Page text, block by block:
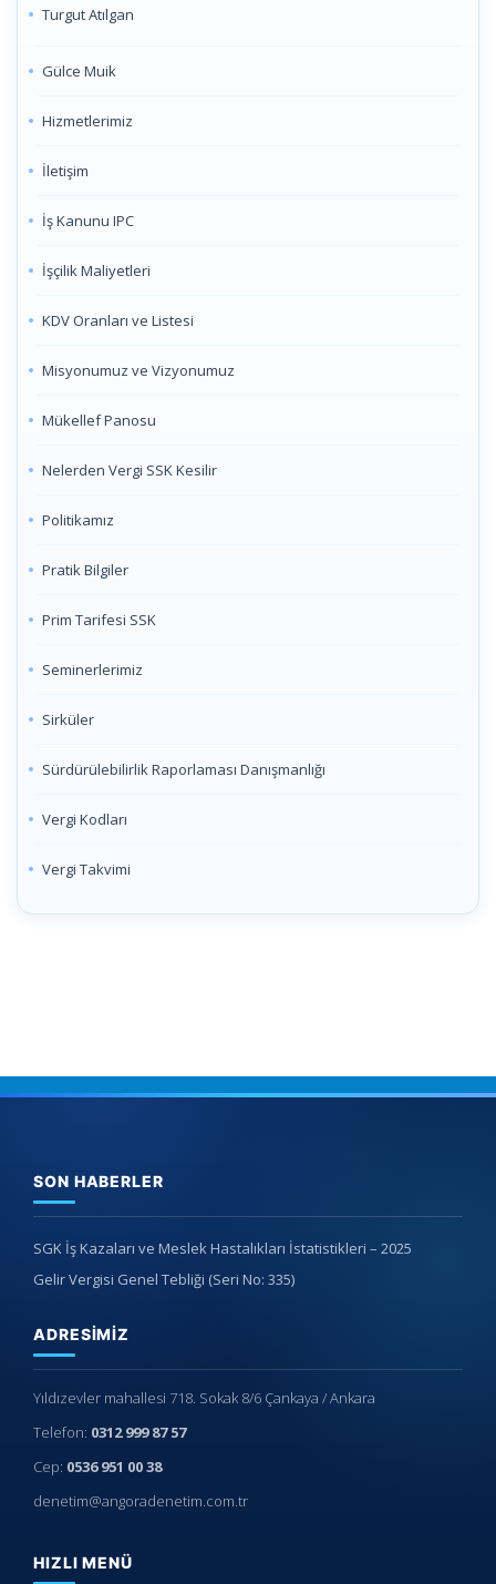
Turgut Atılgan
Gülce Muik
Hizmetlerimiz
İletişim
İş Kanunu IPC
İşçilik Maliyetleri
KDV Oranları ve Listesi
Misyonumuz ve Vizyonumuz
Mükellef Panosu
Nelerden Vergi SSK Kesilir
Politikamız
Pratik Bilgiler
Prim Tarifesi SSK
Seminerlerimiz
Sirküler
Sürdürülebilirlik Raporlaması Danışmanlığı
Vergi Kodları
Vergi Takvimi
SON HABERLER
SGK İş Kazaları ve Meslek Hastalıkları İstatistikleri – 2025
Gelir Vergisi Genel Tebliği (Seri No: 335)
ADRESIMIZ
Yıldızevler mahallesi 718. Sokak 8/6 Çankaya / Ankara
Telefon: 0312 999 87 57
Cep: 0536 951 00 38
denetim@angoradenetim.com.tr
HIZLI MENÜ